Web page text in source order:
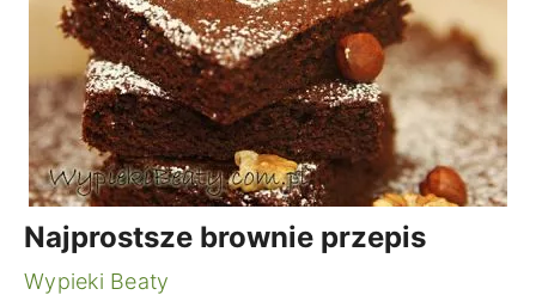
Najprostsze brownie przepis
Wypieki Beaty